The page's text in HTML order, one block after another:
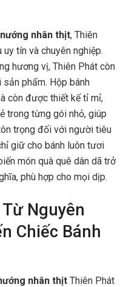
nhân thịt, Thiên
tín và chuyên nghiệp.
hương vị, Thiên Phát còn
phẩm. Hộp bánh
còn được thiết kế tỉ mỉ,
trong từng gói nhỏ, giúp
trọng đối với người tiêu
giữ cho bánh luôn tươi
món quà quê dân dã trở
phù hợp cho mọi dịp.
Nguyên
Chiếc Bánh
nhân thịt Thiên Phát